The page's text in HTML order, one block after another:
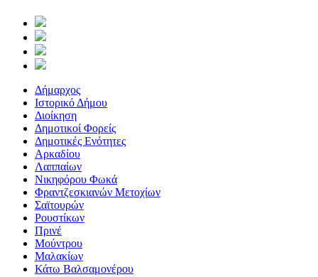
Δήμαρχος
Ιστορικό Δήμου
Διοίκηση
Δημοτικοί Φορείς
Δημοτικές Ενότητες
Αρκαδίου
Λαππαίων
Νικηφόρου Φωκά
Φραντζεσκιανών Μετοχίων
Σαϊτουρών
Ρουστίκων
Πρινέ
Μούντρου
Μαλακίων
Κάτω Βαλσαμoνέρου